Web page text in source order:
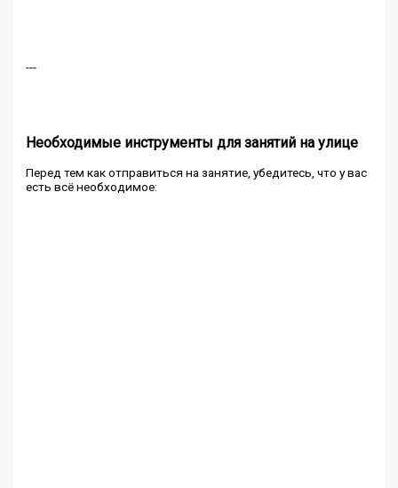
---
Необходимые инструменты для занятий на улице
Перед тем как отправиться на занятие, убедитесь, что у вас
есть всё необходимое: